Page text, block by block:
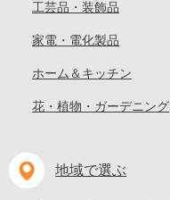
工芸品・装飾品
家電・電化製品
ホーム＆キッチン
花・植物・ガーデニング
地域で選ぶ